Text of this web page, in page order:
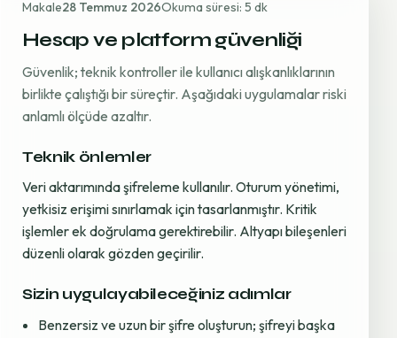
Makale28 Temmuz 2026Okuma süresi: 5 dk
Hesap ve platform güvenliği
Güvenlik; teknik kontroller ile kullanıcı alışkanlıklarının
birlikte çalıştığı bir süreçtir. Aşağıdaki uygulamalar riski
anlamlı ölçüde azaltır.
Teknik önlemler
Veri aktarımında şifreleme kullanılır. Oturum yönetimi,
yetkisiz erişimi sınırlamak için tasarlanmıştır. Kritik
işlemler ek doğrulama gerektirebilir. Altyapı bileşenleri
düzenli olarak gözden geçirilir.
Sizin uygulayabileceğiniz adımlar
Benzersiz ve uzun bir şifre oluşturun; şifreyi başka